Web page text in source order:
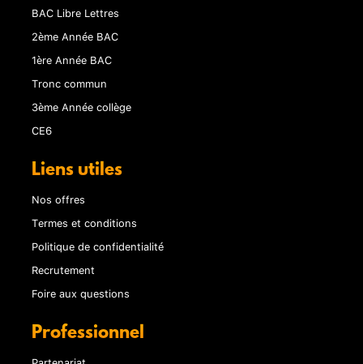
BAC Libre Lettres
2ème Année BAC
1ère Année BAC
Tronc commun
3ème Année collège
CE6
Liens utiles
Nos offres
Termes et conditions
Politique de confidentialité
Recrutement
Foire aux questions
Professionnel